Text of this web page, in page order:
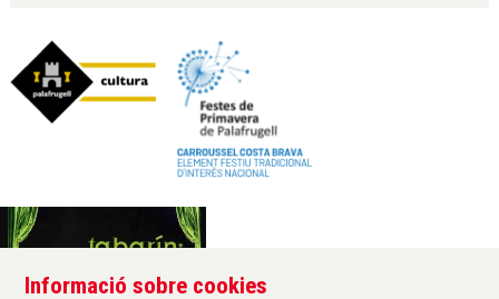
Àrea de cultura de l'Ajuntament de Palafrugell
Informació sobre cookies